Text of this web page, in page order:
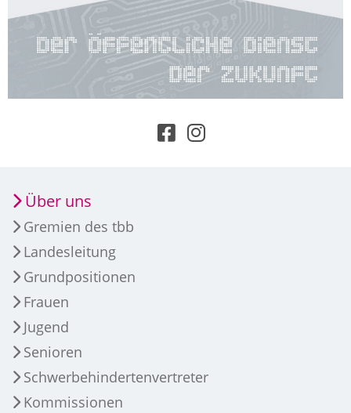
Über uns
Gremien des tbb
Landesleitung
Grundpositionen
Frauen
Jugend
Senioren
Schwerbehindertenvertreter
Kommissionen